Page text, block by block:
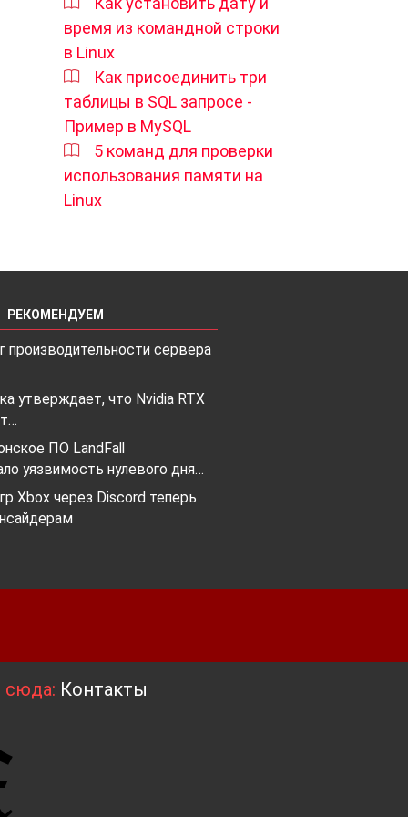
время из командной строки
в Linux
Как присоединить три
таблицы в SQL запросе -
Пример в MySQL
5 команд для проверки
использования памяти на
Linux
РЕКОМЕНДУЕМ
производительности сервера
утверждает, что Nvidia RTX
ПО LandFall
уязвимость нулевого дня…
Xbox через Discord теперь
сюда: Контакты